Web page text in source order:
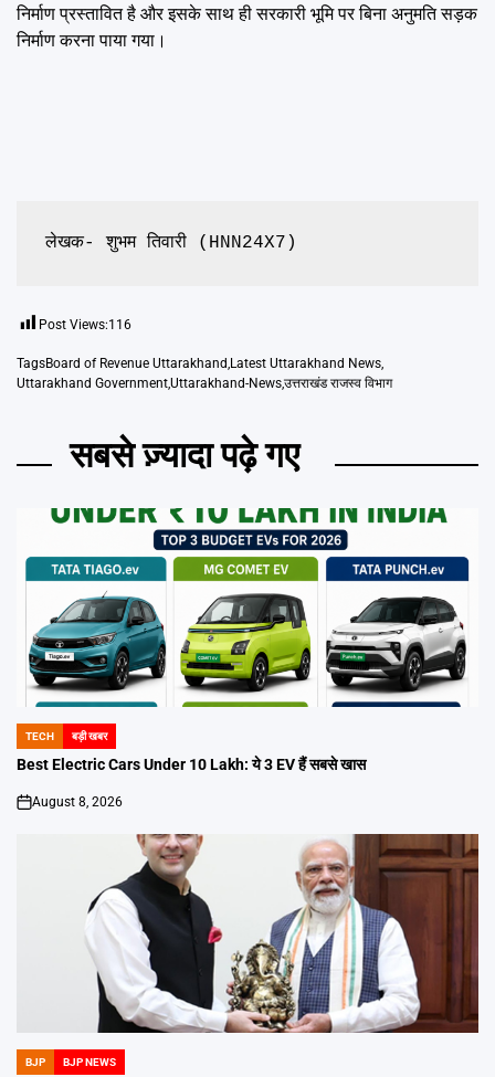
निर्माण प्रस्तावित है और इसके साथ ही सरकारी भूमि पर बिना अनुमति सड़क
निर्माण करना पाया गया।
लेखक- शुभम तिवारी (HNN24X7)
Post Views:116
TagsBoard of Revenue Uttarakhand,Latest Uttarakhand News,
Uttarakhand Government,Uttarakhand-News,उत्तराखंड राजस्व विभाग
सबसे ज़्यादा पढ़े गए
POSTED
IN
TECH बड़ी खबर
Best Electric Cars Under 10 Lakh: ये 3 EV हैं सबसे खास
on
August 8, 2026
POSTED
BJP BJP NEWS